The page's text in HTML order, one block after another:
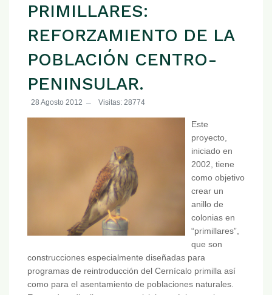
PRIMILLARES:
REFORZAMIENTO DE LA
POBLACIÓN CENTRO-
PENINSULAR.
28 Agosto 2012 Visitas: 28774
Este
proyecto,
iniciado en
2002, tiene
como objetivo
crear un
anillo de
colonias en
“primillares”,
que son
construcciones especialmente diseñadas para
programas de reintroducción del Cernícalo primilla así
como para el asentamiento de poblaciones naturales.